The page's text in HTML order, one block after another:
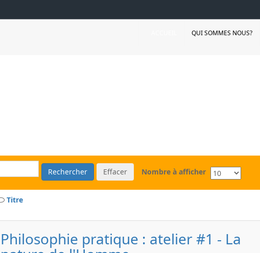
QUI SOMMES NOUS?
Rechercher Effacer Nombre à afficher
Titre
Philosophie pratique : atelier #1 - La